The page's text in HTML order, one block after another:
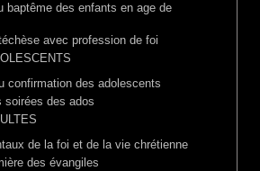
baptême des enfants en age de
avec profession de foi
confirmation des adolescents
soirées des ados
de la foi et de la vie chrétienne
des évangiles